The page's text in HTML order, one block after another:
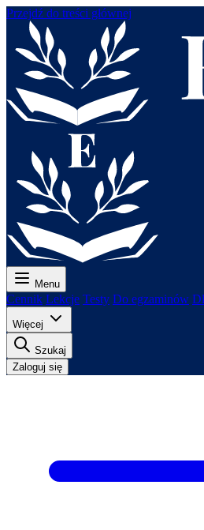
Przejdź do treści głównej
Menu
Cennik Lekcje Testy Do egzaminów
Więcej
Szukaj
Zaloguj się